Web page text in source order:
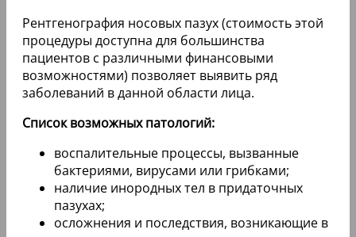
Рентгенография носовых пазух (стоимость этой
процедуры доступна для большинства
пациентов с различными финансовыми
возможностями) позволяет выявить ряд
заболеваний в данной области лица.
Список возможных патологий:
воспалительные процессы, вызванные
бактериями, вирусами или грибками;
наличие инородных тел в придаточных
пазухах;
осложнения и последствия, возникающие в